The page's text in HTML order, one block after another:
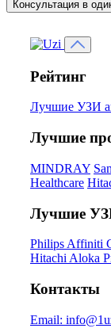
Консультация в
Рейтинг
Лучшие УЗИ
Лучшие
MINDRAY
Healthcare
Лучшие
Philips Affiniti
Hitachi Aloka
Контакты
Email: